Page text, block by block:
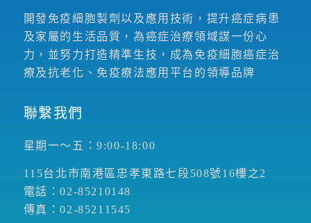
開發免疫細胞製劑以及應用技術，提升癌症病患
及家屬的生活品質，為癌症治療領域謀一份心
力，並努力打造精準生技，成為免疫細胞癌症治
療及抗老化、免疫療法應用平台的領導品牌
聯繫我們
星期一～五：9:00-18:00
115台北市南港區忠孝東路七段508號16樓之2
電話：02-85210148
傳真：02-85211545